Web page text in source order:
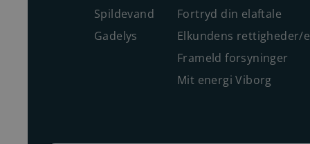
Spildevand
Gadelys
Fortryd din elaftale
Elkundens rettigheder/
Frameld forsyninger
Mit energi Viborg